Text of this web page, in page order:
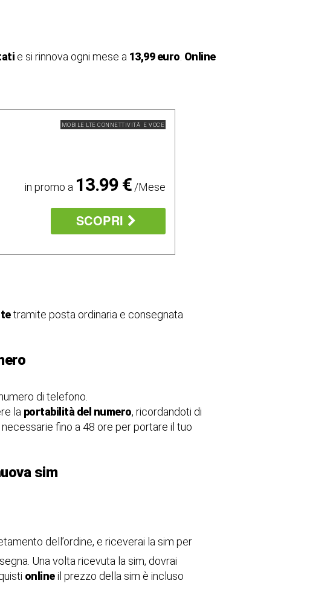
e si rinnova ogni mese a 13,99 euro Online
MOBILE LTE CONNETTIVITÃ E VOCE
in promo a 13.99 € /Mese
SCOPRI
tramite posta ordinaria e consegnata
di telefono.
la portabilità del numero, ricordandoti di
fino a 48 ore per portare il tuo
sim
dell’ordine, e riceverai la sim per
Una volta ricevuta la sim, dovrai
onlineil prezzo della sim è incluso